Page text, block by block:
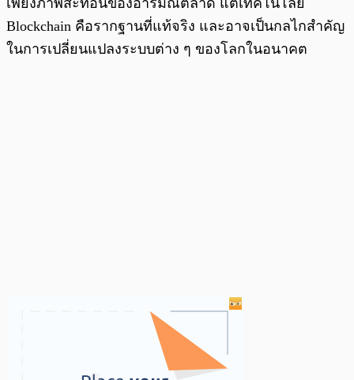
เพียงภาพสะท้อนของอารมณ์ตลาด แต่เทคโนโลยี
Blockchain คือรากฐานที่แท้จริง และอาจเป็นกลไกสำคัญ
ในการเปลี่ยนแปลงระบบต่าง ๆ ของโลกในอนาคต